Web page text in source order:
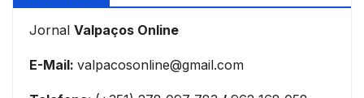
Jornal Valpaços Online
E-Mail: valpacosonline@gmail.com